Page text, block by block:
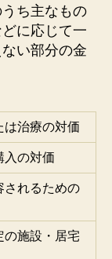
ち主なもの
に応じて一
い部分の金
は治療の対価
入の対価
されるための
の施設・居宅